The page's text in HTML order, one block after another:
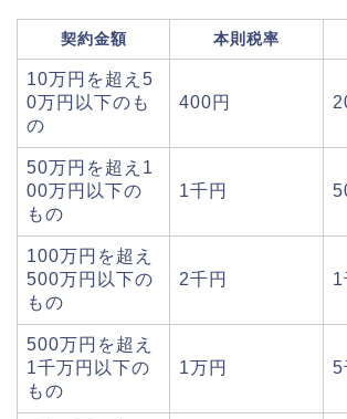
契約金額 本則税率
10万円を超え5
0万円以下のも
の
400円
50万円を超え1
00万円以下の
もの
1千円
100万円を超え
500万円以下の
もの
2千円 1
500万円を超え
1千万円以下の
もの
1万円 5